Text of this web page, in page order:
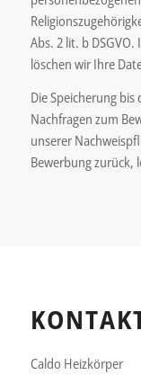
Abs. 2 lit. b
löschen wir Ihre
Die Speicherung
Nachfragen zum
unserer
Bewerbung zurück,
Caldo Heizkörper